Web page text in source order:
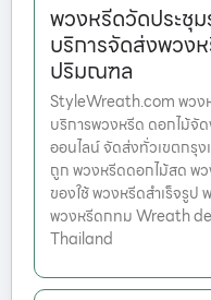
พวงหรีดวัดประชุ
บริการจัดส่งพวงห
ปริมณฑล
StyleWreath.com พวง
บริการพวงหรีด ดอกไม้จั
ออนไลน์ จัดส่งทั่วเขตกรุ
ถูก พวงหรีดดอกไม้สด พ
ของใช้ พวงหรีดสำเร็จรู
พวงหรีดกทม Wreath
Thailand